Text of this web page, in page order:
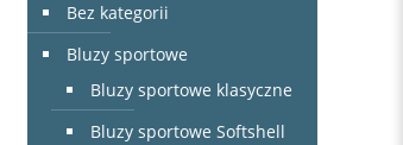
Bez kategorii
Bluzy sportowe
Bluzy sportowe klasyczne
Bluzy sportowe Softshell